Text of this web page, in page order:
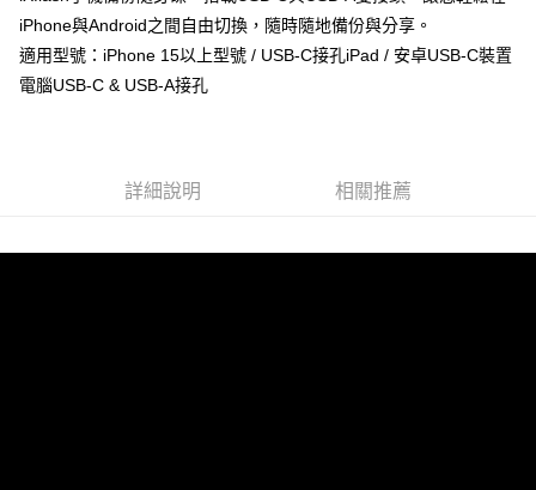
iPhone與Android之間自由切換，隨時隨地備份與分享。
適用型號：iPhone 15以上型號 / USB-C接孔iPad / 安卓USB-C裝置
電腦USB-C & USB-A接孔
詳細說明 相關推薦